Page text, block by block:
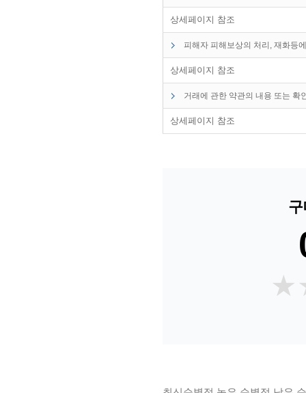
* 가정 상비용품 보관 및 펜시용품
상세페이지 참조
피해자 피해보상의 처리, 재화등
상세페이지 참조
거래에 관한 약관의 내용 또는 확
상세페이지 참조